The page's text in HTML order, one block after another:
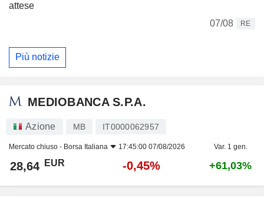
attese
07/08
RE
Più notizie
MEDIOBANCA S.P.A.
Azione MB IT0000062957
Mercato chiuso - Borsa Italiana 17:45:00 07/08/2026 Var. 1 gen.
28,64 EUR -0,45% +61,03%